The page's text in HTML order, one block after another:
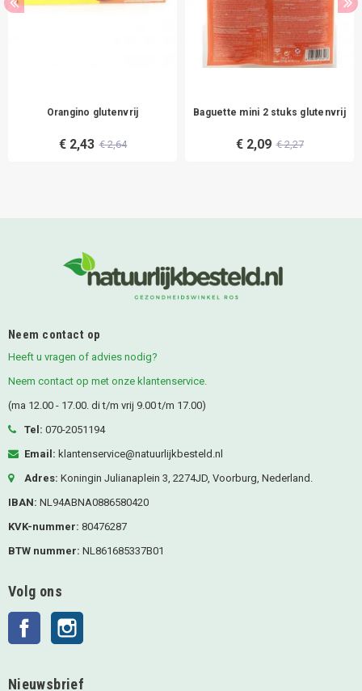
Orangino glutenvrij
€ 2,43 € 2,64
Baguette mini 2 stuks glutenvrij
€ 2,09 € 2,27
Neem contact op
Heeft u vragen of advies nodig?
Neem contact op met onze klantenservice.
(ma 12.00 - 17.00. di t/m vrij 9.00 t/m 17.00)
Tel: 070-2051194
Email: klantenservice@natuurlijkbesteld.nl
Adres: Koningin Julianaplein 3, 2274JD, Voorburg, Nederland.
IBAN: NL94ABNA0886580420
KVK-nummer: 80476287
BTW nummer: NL861685337B01
Volg ons
Facebook
Nieuwsbrief